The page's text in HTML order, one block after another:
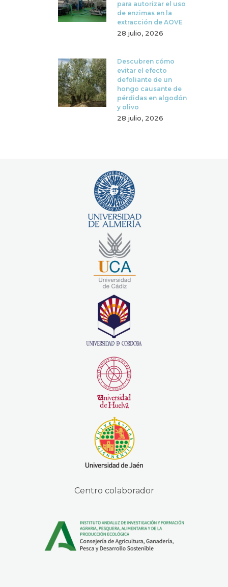
para autorizar el uso
de enzimas en la
extracción de AOVE
28 julio, 2026
Descubren cómo
evitar el efecto
defoliante de un
hongo causante de
pérdidas en algodón
y olivo
28 julio, 2026
Centro colaborador